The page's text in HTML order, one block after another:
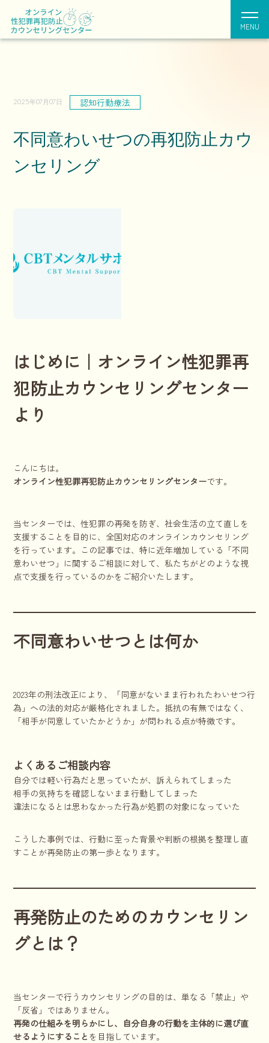
MENU
2025年07月07日 認知行動療法
不同意わいせつの再犯防止カウ
ンセリング
はじめに｜オンライン性犯罪再
犯防止カウンセリングセンター
より
こんにちは。
オンライン性犯罪再犯防止カウンセリングセンターです。
当センターでは、性犯罪の再発を防ぎ、社会生活の立て直しを
支援することを目的に、全国対応のオンラインカウンセリング
を行っています。この記事では、特に近年増加している「不同
意わいせつ」に関するご相談に対して、私たちがどのような視
点で支援を行っているのかをご紹介いたします。
不同意わいせつとは何か
2023年の刑法改正により、「同意がないまま行われたわいせつ行
為」への法的対応が厳格化されました。抵抗の有無ではなく、
「相手が同意していたかどうか」が問われる点が特徴です。
よくあるご相談内容
自分では軽い行為だと思っていたが、訴えられてしまった
相手の気持ちを確認しないまま行動してしまった
違法になるとは思わなかった行為が処罰の対象になっていた
こうした事例では、行動に至った背景や判断の根拠を整理し直
すことが再発防止の第一歩となります。
再発防止のためのカウンセリン
グとは？
当センターで行うカウンセリングの目的は、単なる「禁止」や
「反省」ではありません。
再発の仕組みを明らかにし、自分自身の行動を主体的に選び直
せるようにすること を目指しています。